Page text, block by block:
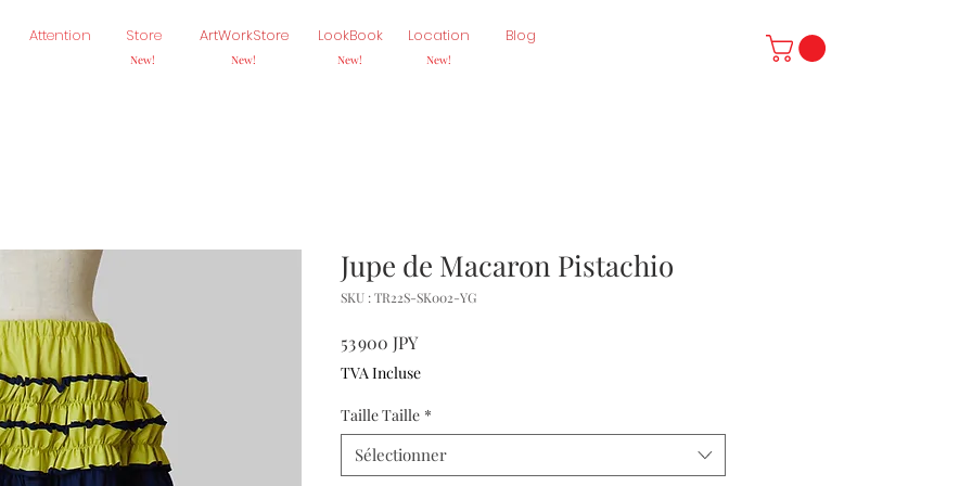
Attention Store
New!
ArtWorkStore
New!
LookBook
New!
Location Blog
New!
Jupe de Macaron Pistachio
SKU : TR22S-SK002-YG
53 900 JPYPrix
TVA Incluse
Taille Taille *
Sélectionner